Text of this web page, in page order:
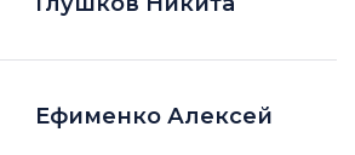
Ефименко Алексей